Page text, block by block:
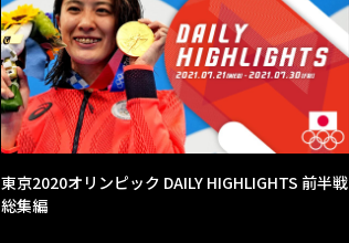
東京2020オリンピック DAILY HIGHLIGHTS 前半戦
総集編